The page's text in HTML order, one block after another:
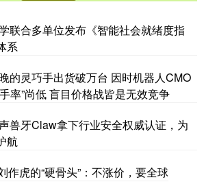
联合多单位发布《智能社会就绪度指
系
的灵巧手出货破万台 因时机器人CMO
率”尚低 盲目价格战皆是无效竞争
兽牙Claw拿下行业安全权威认证，为
航
作虎的“硬骨头”：不涨价，要全球